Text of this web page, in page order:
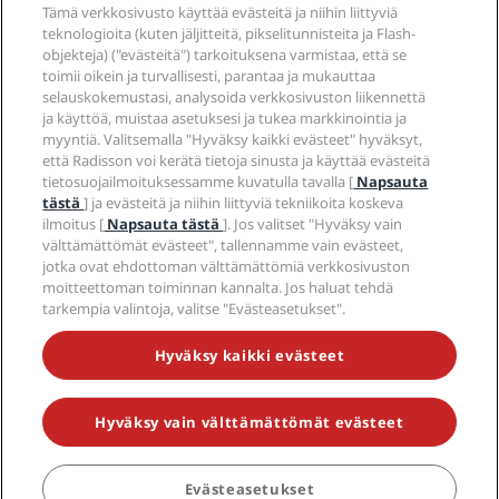
VARAA
Sports Approved -hotellit
Perheystävälliset hotellit
Terveys ja turvallisuus
Media
Työpaikat RHG
Työpaikat PPHE
Työpaikat EHL
The Club by RHG
Kehitysmahdollisuudet
Vastuullinen liiketoiminta
Hankinta
Tietosuojakeskus
Oikeudellinen huomautus
Radisson Rewards -ehdot
Sivuston käyttösopimus
Digitaalinen saavutettavuus
Nykyajan orjuutta koskeva lausunto
Ohje
Kuluttajailmoitukset
Ota yhteyttä
Usein kysytyt kysymykset
Sivustokartta
Sosiaalinen media
Radisson Hotels -brändit
ÄLÄ JÄÄ PAITSI PARHAISTA TARJOUKSISTAMME
© 2026 Radisson Hotel Group.Kaikki oikeudet pidätetään. RHG
Radisson Hotel Group, Radisson, Radisson RED, Radisson Blu, Radisson
Collection, Radisson Individuals, Park Plaza, Park Inn, Country Inn &
Suites, Prize by Radisson, Radisson Rewards ja Radisson Meetings ovat
Tämä verkkosivusto käyttää evästeitä ja niihin liittyviä
teknologioita (kuten jäljitteitä, pikselitunnisteita ja Flash-
objekteja) ("evästeitä") tarkoituksena varmistaa, että se
toimii oikein ja turvallisesti, parantaa ja mukauttaa
selauskokemustasi, analysoida verkkosivuston liikennettä
ja käyttöä, muistaa asetuksesi ja tukea markkinointia ja
myyntiä. Valitsemalla "Hyväksy kaikki evästeet" hyväksyt,
että Radisson voi kerätä tietoja sinusta ja käyttää evästeitä
tietosuojailmoituksessamme kuvatulla tavalla [ Napsauta
tästä] ja evästeitä ja niihin liittyviä tekniikoita koskeva
ilmoitus [ Napsauta tästä]. Jos valitset "Hyväksy vain
välttämättömät evästeet", tallennamme vain evästeet,
jotka ovat ehdottoman välttämättömiä verkkosivuston
moitteettoman toiminnan kannalta. Jos haluat tehdä
tarkempia valintoja, valitse "Evästeasetukset".
Hyväksy kaikki evästeet
Hyväksy vain välttämättömät evästeet
Evästeasetukset